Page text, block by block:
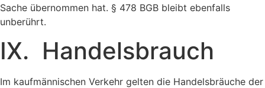
Sache übernommen hat. § 478 BGB bleibt ebenfalls
unberührt.
IX. Handelsbrauch
Im kaufmännischen Verkehr gelten die Handelsbräuche der